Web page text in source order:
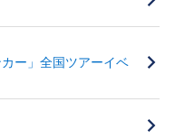
ー」全国ツアーイベ